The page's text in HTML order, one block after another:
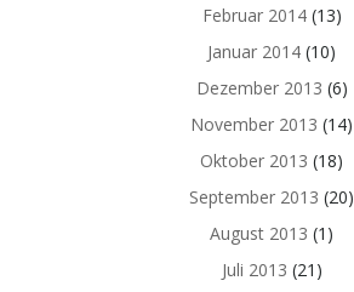
Februar 2014(13)
Januar 2014 (10)
Dezember 2013 (6)
November 2013 (14)
Oktober 2013 (18)
September 2013 (20)
August 2013 (1)
Juli 2013 (21)